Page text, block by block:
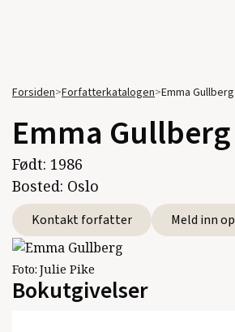
Forsiden>Forfatterkatalogen>Emma Gullberg
Emma Gullberg
Født: 1986
Bosted: Oslo
Kontakt forfatter Meld inn
Foto: Julie Pike
Bokutgivelser